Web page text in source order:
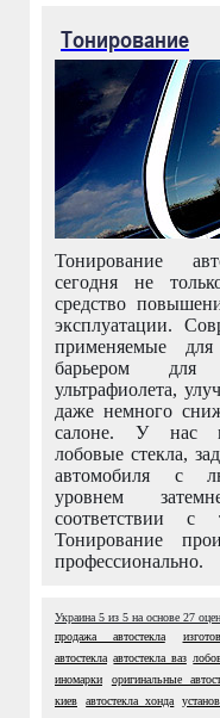
Тонирование
Тонирование
сегодня не
средство
эксплуатации.
применяемые
барьером для
ультрафиолета,
даже немного
салоне. У нас
лобовые стекла,
автомобиля с
уровнем
соответствии с
Тонирование
профессионально.
Украина 5 из 5 на основе 27
продажа автостекла
автостекла автостекла ваз
иномарки
оригинальные
киев
автостекла хонда